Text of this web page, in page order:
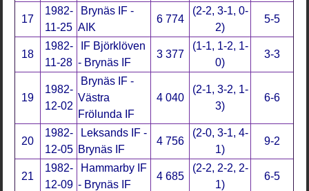
17
1982-
11-25
Brynäs IF -
AIK
6 774
(2-2, 3-1, 0-
2)
5-5
18
1982-
11-28
IF Björklöven
- Brynäs IF
3 377
(1-1, 1-2, 1-
0)
3-3
19
1982-
12-02
Brynäs IF -
Västra
Frölunda IF
4 040
(2-1, 3-2, 1-
3)
6-6
20
1982-
12-05
Leksands IF -
Brynäs IF
4 756
(2-0, 3-1, 4-
1)
9-2
21
1982-
12-09
Hammarby IF
- Brynäs IF
4 685
(2-2, 2-2, 2-
1)
6-5